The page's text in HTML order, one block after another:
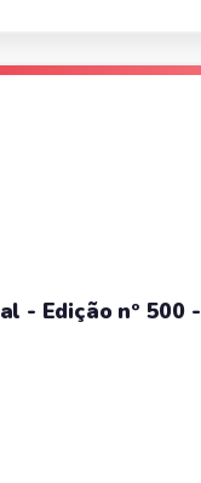
- Edição nº 500